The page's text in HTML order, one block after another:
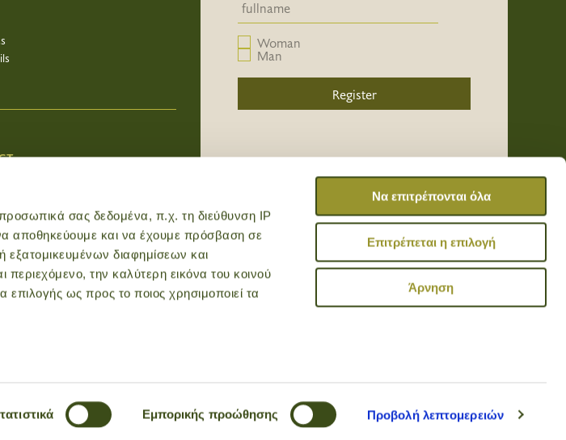
σας δεδομένα, π.χ. τη διεύθυνση IP
αποθηκεύουμε και να έχουμε πρόσβαση σε
διαφημίσεων και
περιεχόμενο, την καλύτερη εικόνα του κοινού
ως προς το ποιος χρησιμοποιεί τα
για συγκεκριμένα χαρακτηριστικά
Εμπορικής προώθησης Προβολή λεπτομερειών
Να επιτρέπονται όλα
Επιτρέπεται η επιλογή
Άρνηση
Woman
Man
Register
Crete
/